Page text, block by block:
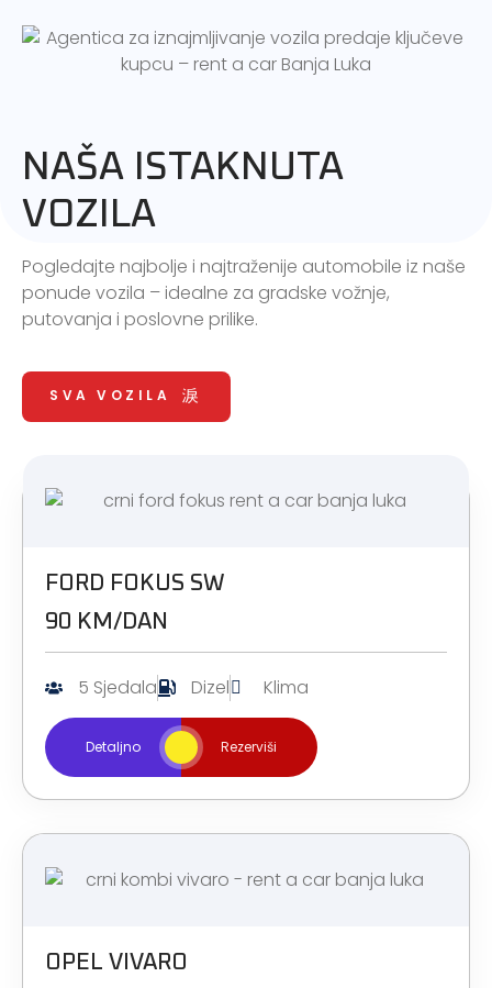
NAŠA ISTAKNUTA
VOZILA
Pogledajte najbolje i najtraženije automobile iz naše
ponude vozila – idealne za gradske vožnje,
putovanja i poslovne prilike.
SVA VOZILA
FORD FOKUS SW
90 KM/DAN
5 Sjedala Dizel Klima
Detaljno Rezerviši
OPEL VIVARO